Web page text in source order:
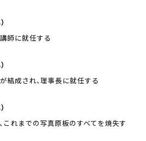
師に就任する
結成され、理事長に就任する
これまでの写真原板のすべてを焼失す